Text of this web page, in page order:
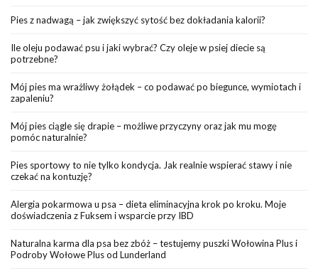
Pies z nadwagą – jak zwiększyć sytość bez dokładania kalorii?
Ile oleju podawać psu i jaki wybrać? Czy oleje w psiej diecie są
potrzebne?
Mój pies ma wrażliwy żołądek – co podawać po biegunce, wymiotach i
zapaleniu?
Mój pies ciągle się drapie – możliwe przyczyny oraz jak mu mogę
pomóc naturalnie?
Pies sportowy to nie tylko kondycja. Jak realnie wspierać stawy i nie
czekać na kontuzję?
Alergia pokarmowa u psa – dieta eliminacyjna krok po kroku. Moje
doświadczenia z Fuksem i wsparcie przy IBD
Naturalna karma dla psa bez zbóż – testujemy puszki Wołowina Plus i
Podroby Wołowe Plus od Lunderland